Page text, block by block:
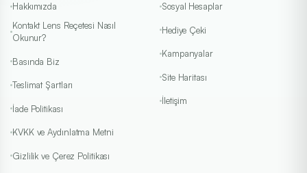
Hakkımızda
Kontakt Lens Reçetesi Nasıl
Okunur?
Basında Biz
Teslimat Şartları
İade Politikası
KVKK ve Aydınlatma Metni
Gizlilik ve Çerez Politikası
Sosyal Hesaplar
Hediye Çeki
Kampanyalar
Site Haritası
İletişim